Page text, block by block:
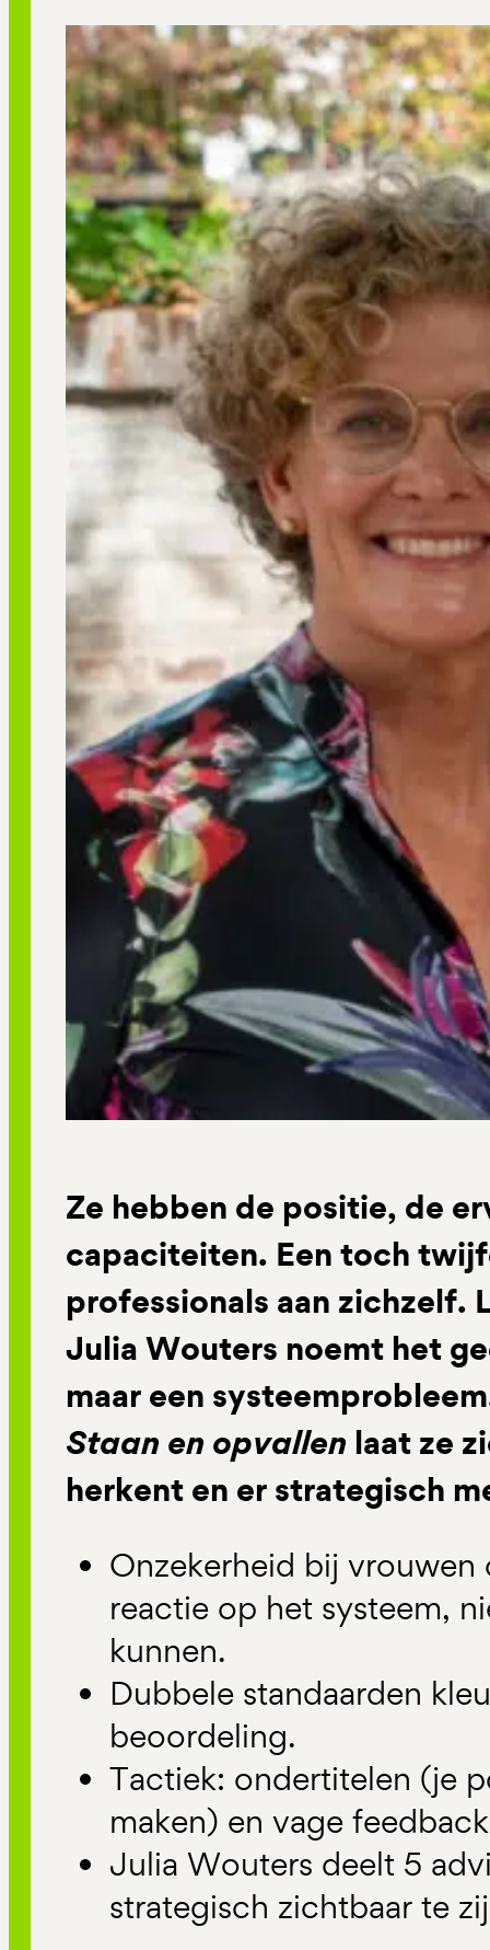
Ze hebben de positie, de
capaciteiten. Een toch
professionals aan zichzelf.
Julia Wouters noemt het
maar een
Staan en opvallen laat ze
herkent en er strategisch
Onzekerheid bij vrouwen
reactie op het systeem,
kunnen.
Dubbele standaarden
beoordeling.
Tactiek: ondertitelen (je
maken) en vage
Julia Wouters deelt 5
strategisch zichtbaar te